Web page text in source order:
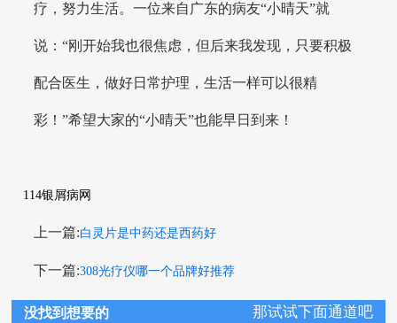
疗，努力生活。一位来自广东的病友“小晴天”就
说：“刚开始我也很焦虑，但后来我发现，只要积极
配合医生，做好日常护理，生活一样可以很精
彩！”希望大家的“小晴天”也能早日到来！
114银屑病网
上一篇:白灵片是中药还是西药好
下一篇:308光疗仪哪一个品牌好推荐
没找到想要的 那试试下面通道吧